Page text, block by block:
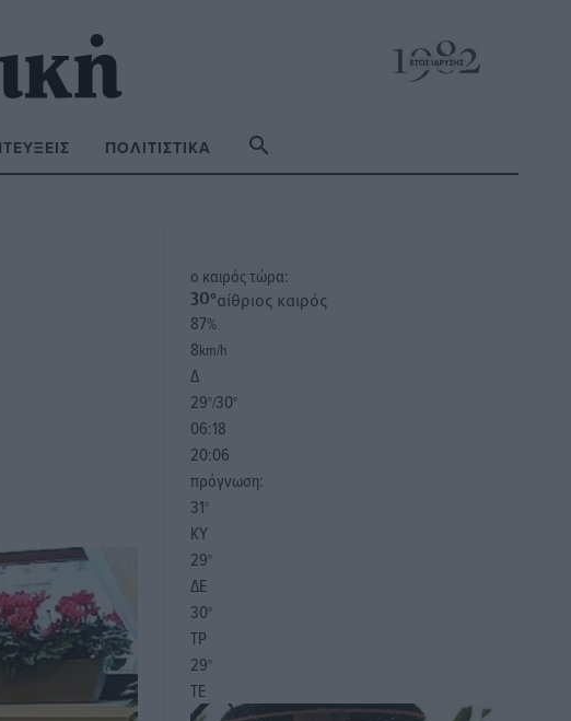
ΠΟΛΙΤΙΣΤΙΚΆ
o καιρός τώρα:
30°αίθριος καιρός
87%
8km/h
Δ
29°/30°
06:18
20:06
πρόγνωση:
31°
ΚΥ
29°
ΔΕ
30°
ΤΡ
29°
ΤΕ